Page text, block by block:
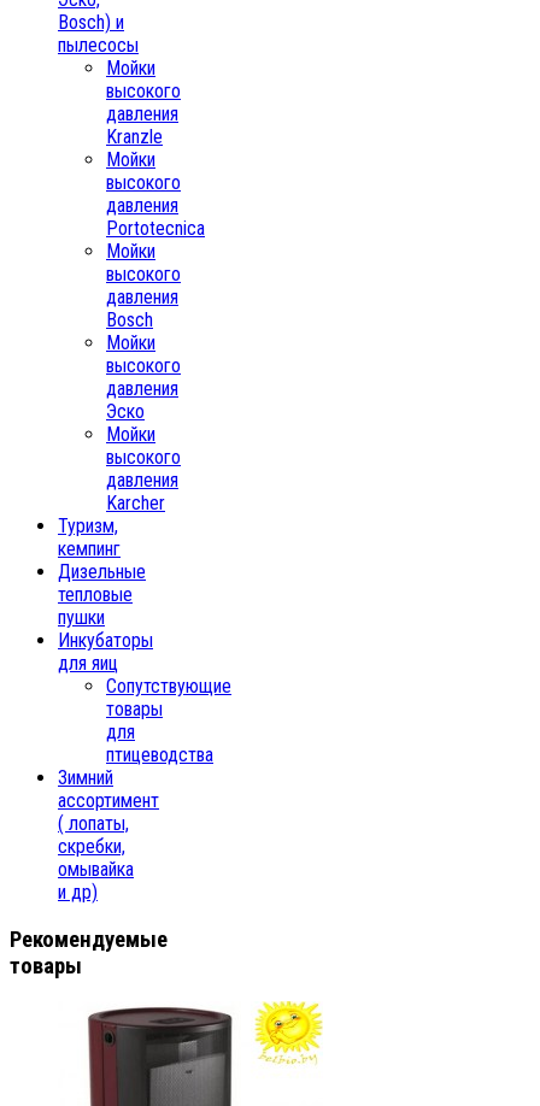
Bosch) и
пылесосы
Мойки
высокого
давления
Kranzle
Мойки
высокого
давления
Portotecnica
Мойки
высокого
давления
Bosch
Мойки
высокого
давления
Эско
Мойки
высокого
давления
Karcher
Туризм,
кемпинг
Дизельные
тепловые
пушки
Инкубаторы
для яиц
Сопутствующие
товары
для
птицеводства
Зимний
ассортимент
( лопаты,
скребки,
омывайка
и др)
Рекомендуемые
товары